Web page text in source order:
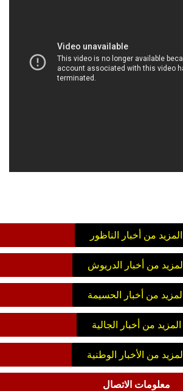
المزيد من أخبار الناظور
المزيد من أخبار الدريوش
المزيد من أخبار الحسيمة
المزيد من أخبار الجالية
المزيد من الأخبار الوطنية
معلومات الاتصال